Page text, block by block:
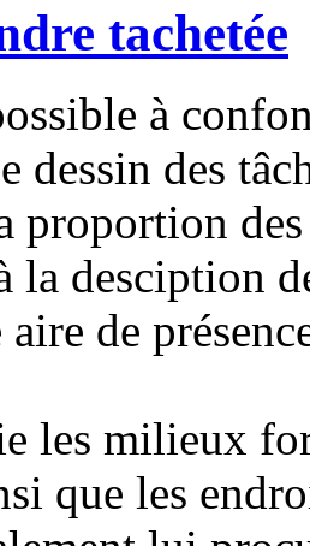
tachetée
à
dessin des
la desciption
aire de
les milieux
que les